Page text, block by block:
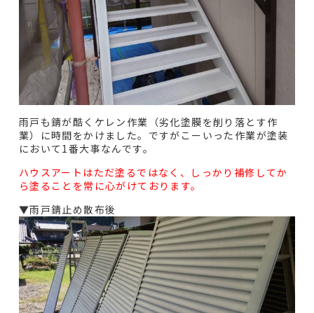
雨戸も錆が酷くケレン作業（劣化塗膜を削り落とす作
業）に時間をかけました。ですがこーいった作業が塗装
において1番大事なんです。
ハウスアートはただ塗るではなく、しっかり補修してか
ら塗ることを常に心がけております。
▼雨戸錆止め散布後